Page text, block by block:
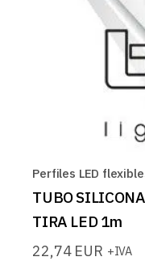
Perfiles LED
TUBO
TIRA LED 1m
22,74 EUR +IVA